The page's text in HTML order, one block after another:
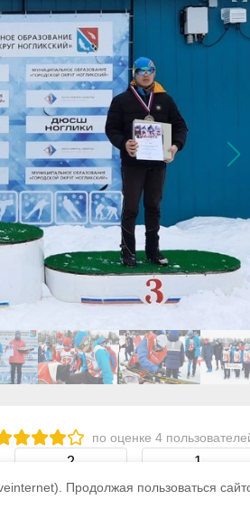
Продолжая пользоваться
по оценке 4
2 1